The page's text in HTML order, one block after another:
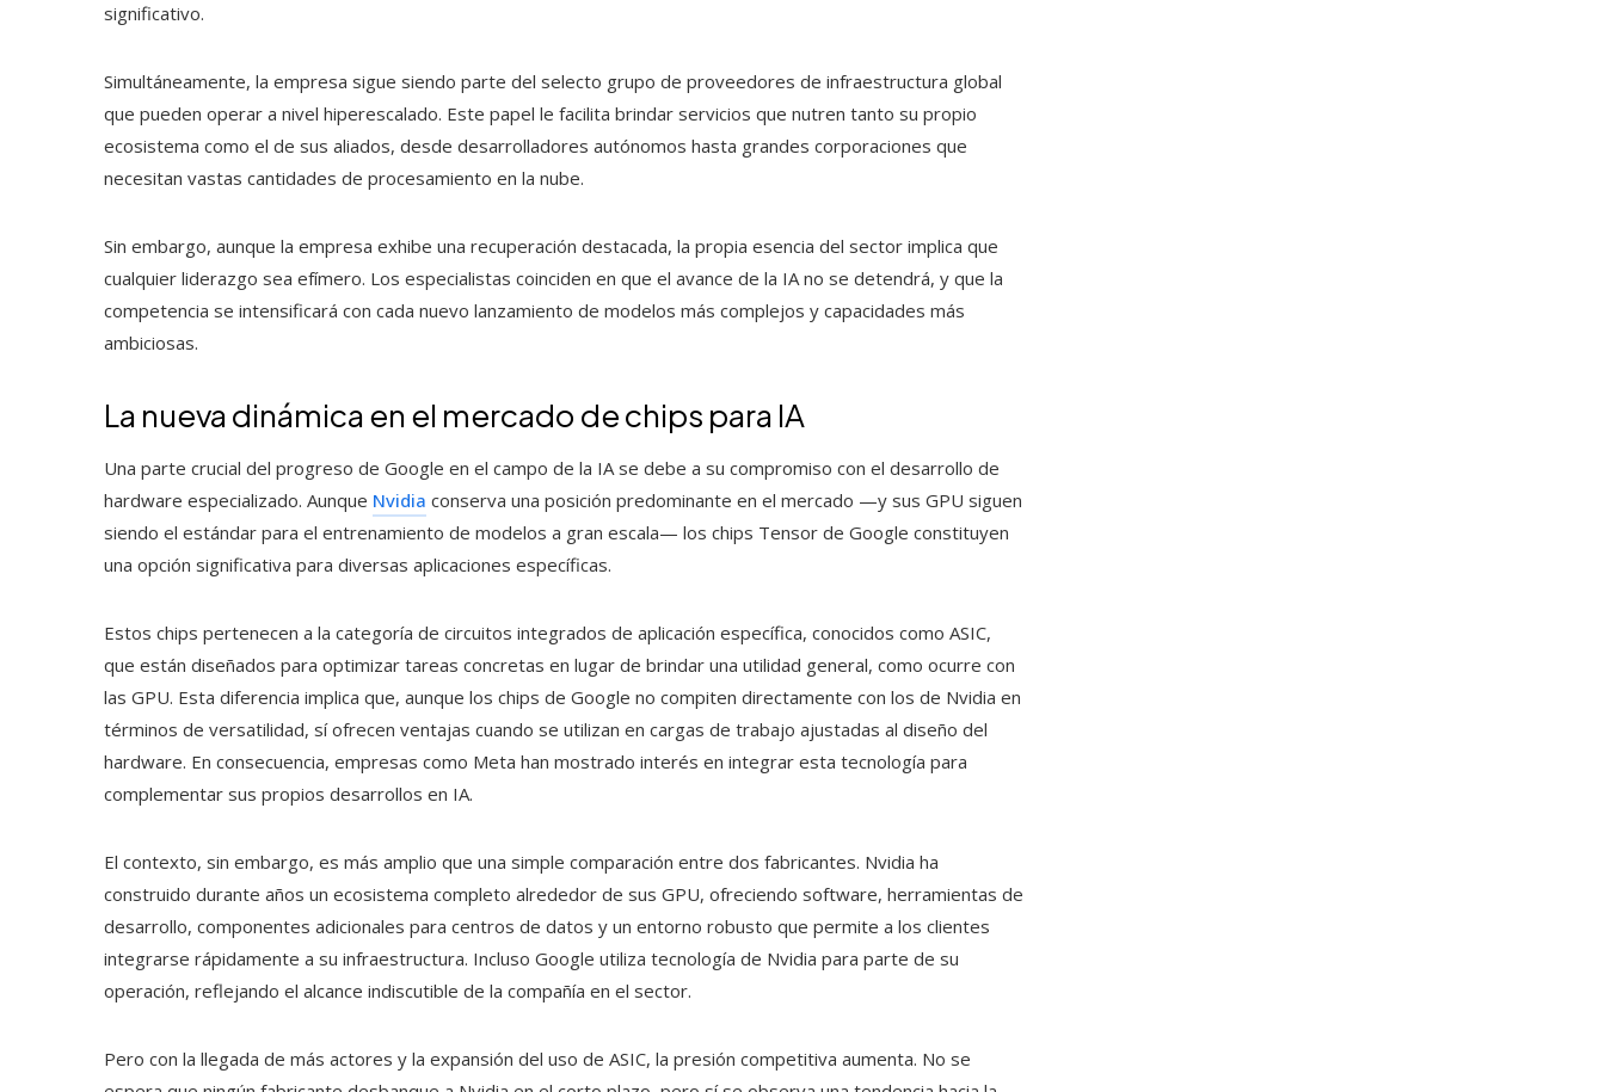
significativo.
Simultáneamente, la empresa sigue siendo parte del selecto grupo de proveedores de infraestructura global
que pueden operar a nivel hiperescalado. Este papel le facilita brindar servicios que nutren tanto su propio
ecosistema como el de sus aliados, desde desarrolladores autónomos hasta grandes corporaciones que
necesitan vastas cantidades de procesamiento en la nube.
Sin embargo, aunque la empresa exhibe una recuperación destacada, la propia esencia del sector implica que
cualquier liderazgo sea efímero. Los especialistas coinciden en que el avance de la IA no se detendrá, y que la
competencia se intensificará con cada nuevo lanzamiento de modelos más complejos y capacidades más
ambiciosas.
La nueva dinámica en el mercado de chips para IA
Una parte crucial del progreso de Google en el campo de la IA se debe a su compromiso con el desarrollo de
hardware especializado. Aunque Nvidia conserva una posición predominante en el mercado —y sus GPU siguen
siendo el estándar para el entrenamiento de modelos a gran escala— los chips Tensor de Google constituyen
una opción significativa para diversas aplicaciones específicas.
Estos chips pertenecen a la categoría de circuitos integrados de aplicación específica, conocidos como ASIC,
que están diseñados para optimizar tareas concretas en lugar de brindar una utilidad general, como ocurre con
las GPU. Esta diferencia implica que, aunque los chips de Google no compiten directamente con los de Nvidia en
términos de versatilidad, sí ofrecen ventajas cuando se utilizan en cargas de trabajo ajustadas al diseño del
hardware. En consecuencia, empresas como Meta han mostrado interés en integrar esta tecnología para
complementar sus propios desarrollos en IA.
El contexto, sin embargo, es más amplio que una simple comparación entre dos fabricantes. Nvidia ha
construido durante años un ecosistema completo alrededor de sus GPU, ofreciendo software, herramientas de
desarrollo, componentes adicionales para centros de datos y un entorno robusto que permite a los clientes
integrarse rápidamente a su infraestructura. Incluso Google utiliza tecnología de Nvidia para parte de su
operación, reflejando el alcance indiscutible de la compañía en el sector.
Pero con la llegada de más actores y la expansión del uso de ASIC, la presión competitiva aumenta. No se